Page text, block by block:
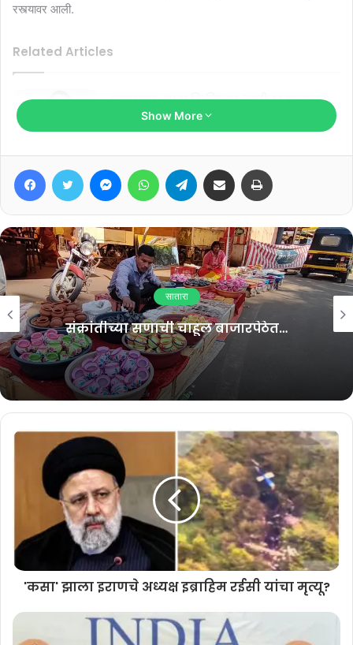
रस्त्यावर आली.
Related Articles
“महाराज, आता तिकीट द्या, नाहीतर गळफास
घ्यायला दोरी द्या”
परळी आरोग्य केंद्र बनले असुविधाचे केंद्र…?
May 5, 2025
दरम्यान झालेल्या वादळी पावसामध्ये महावितरणचे देखील लाखो रुपयांचे नुकसान
झाले आहे यामध्ये विजेचे खांब मोडल्याने मोठ्या प्रमाणात नुकसान झाले . यामुळे
परिसरातील वीज पुरवठा देखील खंडित झाला आहे.
Show More
FacebookTwitter MessengerWhatsAppTelegram Share via Email
सातारा
संक्रांतीच्या सणाची चाहूल बाजारपेठेत…
'कसा' झाला इराणचे अध्यक्ष इब्राहिम रईसी यांचा मृत्यू?